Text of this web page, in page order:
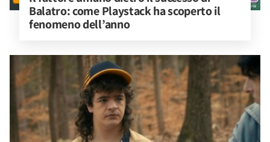
Balatro: come Playstack ha scoperto il
fenomeno dell’anno